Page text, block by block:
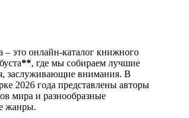
– это онлайн-каталог книжного
**, где мы собираем лучшие
заслуживающие внимания. В
2026 года представлены авторы
мира и разнообразные
жанры.